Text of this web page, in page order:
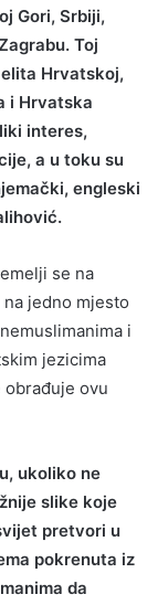
Gori, Srbiji,
Toj
Hrvatskoj,
i Hrvatska
interes,
a u toku su
engleski
se na
jedno mjesto
i
jezicima
obrađuje ovu
ukoliko ne
slike koje
pretvori u
pokrenuta iz
da